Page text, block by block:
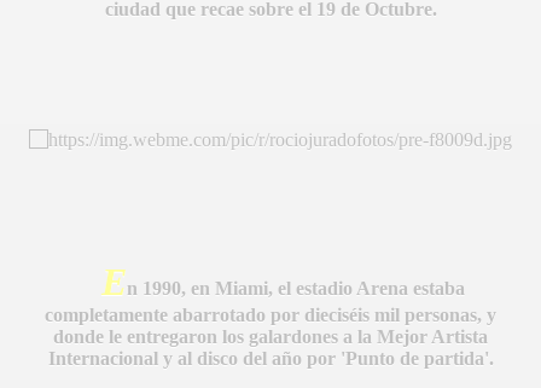
ciudad que recae sobre el 19 de Octubre.
En 1990, en Miami, el estadio Arena estaba
completamente abarrotado por dieciséis mil personas, y
donde le entregaron los galardones a la Mejor Artista
Internacional y al disco del año por 'Punto de partida'.